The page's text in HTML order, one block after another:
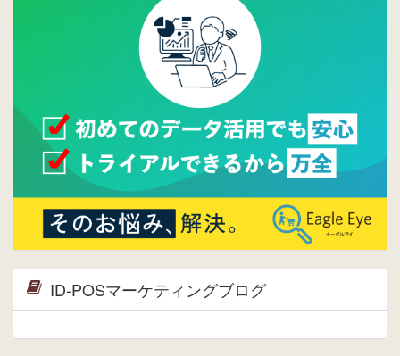
Facebookページを開設しました。詳細は
ら。
ウレコンサイトリリースしました。
ID-POSマーケティングブログ